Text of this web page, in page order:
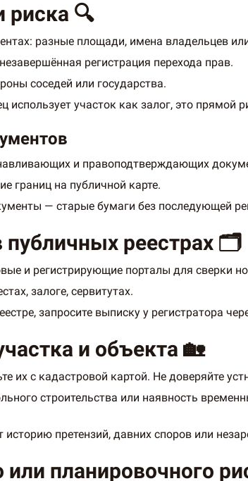
риска 🔍
разные площади, имена владельцев
регистрация перехода прав.
соседей или государства.
использует участок как залог, это прямой
и правоподтверждающих
границ на публичной карте.
— старые бумаги без последующей
публичных реестрах 🗂️
и регистрирующие порталы для сверки
залоге, сервитутах.
запросите выписку у регистратора
и объекта 🏡
их с кадастровой картой. Не доверяйте
строительства или наявность
претензий, давних споров или
или планировочного